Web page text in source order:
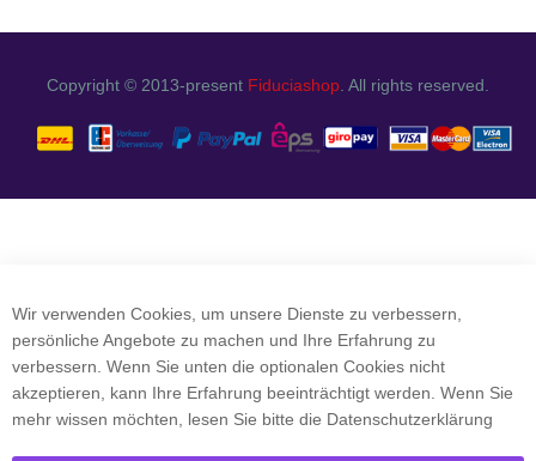
Copyright © 2013-present Fiduciashop . All rights reserved.
Wir verwenden Cookies, um unsere Dienste zu verbessern,
persönliche Angebote zu machen und Ihre Erfahrung zu
verbessern. Wenn Sie unten die optionalen Cookies nicht
akzeptieren, kann Ihre Erfahrung beeinträchtigt werden. Wenn Sie
mehr wissen möchten, lesen Sie bitte die Datenschutzerklärung